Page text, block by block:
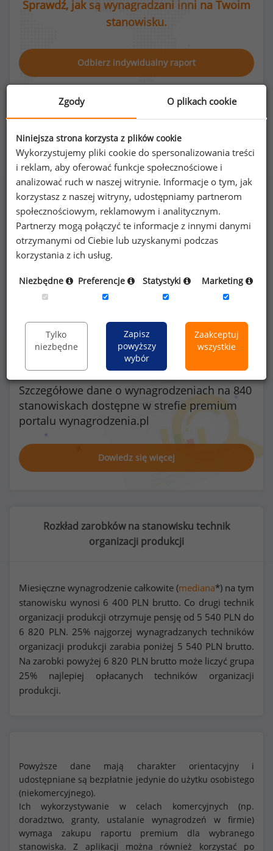
Sprawdź, jak są wynagradzani inni na Twoim
stanowisku.
Odbierz indywidualny raport
Rozkład płci na stanowisku technik organizacji
produkcji
23% 77%
Szczegółowe dane o wynagrodzeniach na 840
stanowiskach dostępne w strefie premium
portalu wynagrodzenia.pl
Dowiedz się więcej
Rozkład zarobków na stanowisku technik
organizacji produkcji
Miesięczne wynagrodzenie całkowite (mediana*) na tym
stanowisku wynosi 6 400 PLN brutto. Co drugi technik
organizacji produkcji otrzymuje pensję od 5 540 PLN do
6 820 PLN. 25% najgorzej wynagradzanych techników
organizacji produkcji zarabia poniżej 5 540 PLN brutto.
Na zarobki powyżej 6 820 PLN brutto może liczyć grupa
25% najlepiej opłacanych techników organizacji
produkcji.
Powyższe dane mają charakter orientacyjny i
udostępniane są bezpłatnie jedynie do użytku osobistego
(niekomercyjnego).
Ich wykorzystywanie w celach komercyjnych (np.
doradztwo, granty, ustalanie wynagrodzeń w firmie)
wymaga zakupu raportu premium dla wybranego
stanowiska. Z aplikacji można również korzystać po
Zgody O plikach cookie
Niniejsza strona korzysta z plików cookie
Wykorzystujemy pliki cookie do spersonalizowania treści
i reklam, aby oferować funkcje społecznościowe i
analizować ruch w naszej witrynie. Informacje o tym, jak
korzystasz z naszej witryny, udostępniamy partnerom
społecznościowym, reklamowym i analitycznym.
Partnerzy mogą połączyć te informacje z innymi danymi
otrzymanymi od Ciebie lub uzyskanymi podczas
korzystania z ich usług.
Niezbędne Preferencje Statystyki Marketing
Tylko
niezbędne
Zapisz
powyższy
wybór
Zaakceptuj
wszystkie